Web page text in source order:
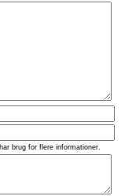
brug for flere informationer.